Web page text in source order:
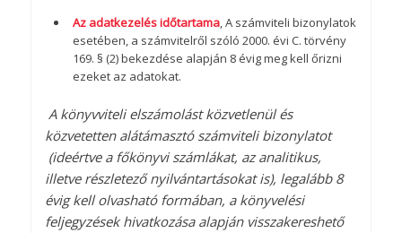
Az adatkezelés időtartama, A számviteli bizonylatok
esetében, a számvitelről szóló 2000. évi C. törvény
169. § (2) bekezdése alapján 8 évig meg kell őrizni
ezeket az adatokat.
A könyvviteli elszámolást közvetlenül és
közvetetten alátámasztó számviteli bizonylatot
(ideértve a főkönyvi számlákat, az analitikus,
illetve részletező nyilvántartásokat is), legalább 8
évig kell olvasható formában, a könyvelési
feljegyzések hivatkozása alapján visszakereshető